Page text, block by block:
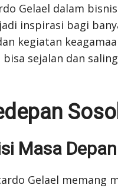
Gelael dalam
inspirasi bagi
kegiatan
bisa sejalan dan
Masa
Gelael